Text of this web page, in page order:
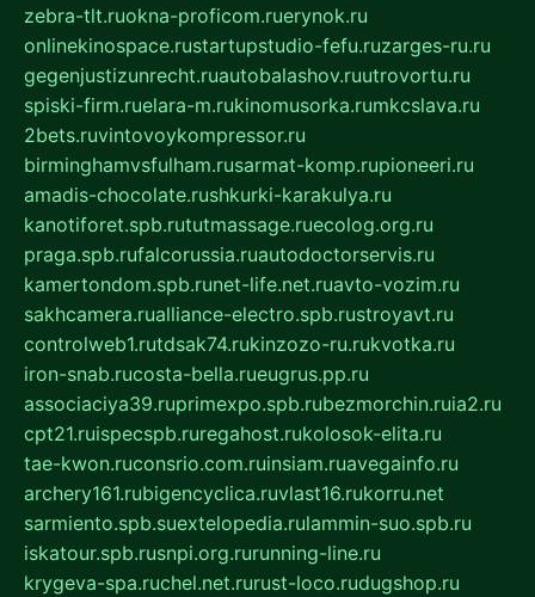
zebra-tlt.ruokna-proficom.ruerynok.ru
onlinekinospace.rustartupstudio-fefu.ruzarges-ru.ru
gegenjustizunrecht.ruautobalashov.ruutrovortu.ru
spiski-firm.ruelara-m.rukinomusorka.rumkcslava.ru
2bets.ruvintovoykompressor.ru
birminghamvsfulham.rusarmat-komp.rupioneeri.ru
amadis-chocolate.rushkurki-karakulya.ru
kanotiforet.spb.rututmassage.ruecolog.org.ru
praga.spb.rufalcorussia.ruautodoctorservis.ru
kamertondom.spb.runet-life.net.ruavto-vozim.ru
sakhcamera.rualliance-electro.spb.rustroyavt.ru
controlweb1.rutdsak74.rukinzozo-ru.rukvotka.ru
iron-snab.rucosta-bella.rueugrus.pp.ru
associaciya39.ruprimexpo.spb.rubezmorchin.ruia2.ru
cpt21.ruispecspb.ruregahost.rukolosok-elita.ru
tae-kwon.ruconsrio.com.ruinsiam.ruavegainfo.ru
archery161.rubigencyclica.ruvlast16.rukorru.net
sarmiento.spb.suextelopedia.rulammin-suo.spb.ru
iskatour.spb.rusnpi.org.rurunning-line.ru
krygeva-spa.ruchel.net.rurust-loco.rudugshop.ru